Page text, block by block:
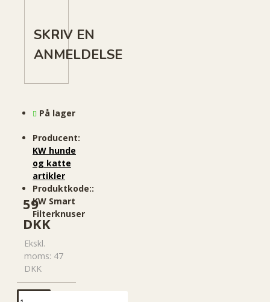
SKRIV EN
ANMELDELSE
59
DKK
Ekskl.
moms: 47
DKK
På lager
Producent:
KW hunde
og katte
artikler
Produktkode::
KW Smart
Filterknuser